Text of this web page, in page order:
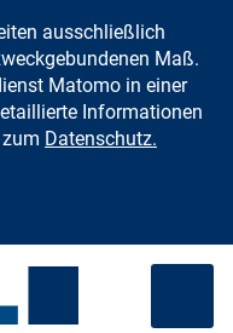
Inhalt springen
ausschließlich
Maß.
Matomo in einer
Informationen
Datenschutz.